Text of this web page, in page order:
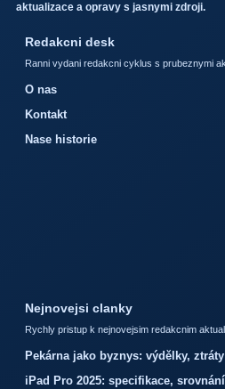
aktualizace a opravy s jasnymi zdroji.
Redakcni desk
Ranni vydani redakcni cyklus s prubeznymi
O nas
Kontakt
Nase historie
Nejnovejsi clanky
Rychly pristup k nejnovejsim redakcnim
Pekárna jako byznys: výdělky,
iPad Pro 2025: specifikace,